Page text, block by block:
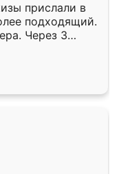
прислали в
подходящий.
Через 3
Остались
Ренессанс